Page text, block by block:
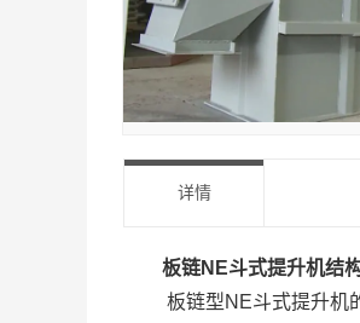
详情
板链NE斗式提升机结
板链型NE斗式提升机